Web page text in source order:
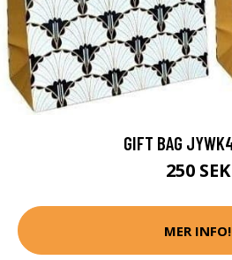
GIFT BAG
250 SEK
MER INFO!